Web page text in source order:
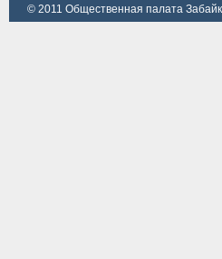
© 2011 Общественная палата